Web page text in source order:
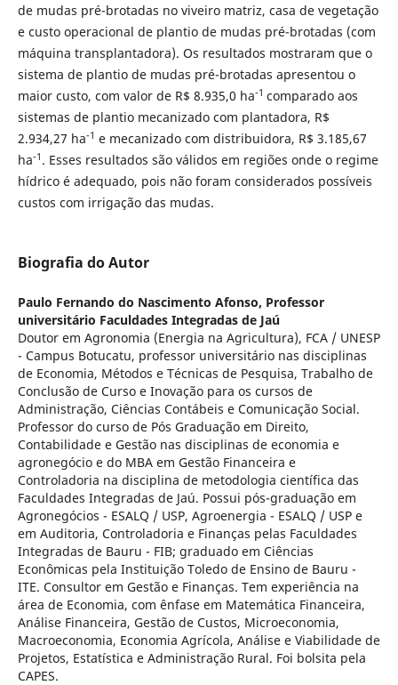
de mudas pré-brotadas no viveiro matriz, casa de vegetação
e custo operacional de plantio de mudas pré-brotadas (com
máquina transplantadora). Os resultados mostraram que o
sistema de plantio de mudas pré-brotadas apresentou o
maior custo, com valor de R$ 8.935,0 ha-1 comparado aos
sistemas de plantio mecanizado com plantadora, R$
2.934,27 ha-1 e mecanizado com distribuidora, R$ 3.185,67
ha-1 . Esses resultados são válidos em regiões onde o regime
hídrico é adequado, pois não foram considerados possíveis
custos com irrigação das mudas.
Biografia do Autor
Paulo Fernando do Nascimento Afonso, Professor
universitário Faculdades Integradas de Jaú
Doutor em Agronomia (Energia na Agricultura), FCA / UNESP
- Campus Botucatu, professor universitário nas disciplinas
de Economia, Métodos e Técnicas de Pesquisa, Trabalho de
Conclusão de Curso e Inovação para os cursos de
Administração, Ciências Contábeis e Comunicação Social.
Professor do curso de Pós Graduação em Direito,
Contabilidade e Gestão nas disciplinas de economia e
agronegócio e do MBA em Gestão Financeira e
Controladoria na disciplina de metodologia científica das
Faculdades Integradas de Jaú. Possui pós-graduação em
Agronegócios - ESALQ / USP, Agroenergia - ESALQ / USP e
em Auditoria, Controladoria e Finanças pelas Faculdades
Integradas de Bauru - FIB; graduado em Ciências
Econômicas pela Instituição Toledo de Ensino de Bauru -
ITE. Consultor em Gestão e Finanças. Tem experiência na
área de Economia, com ênfase em Matemática Financeira,
Análise Financeira, Gestão de Custos, Microeconomia,
Macroeconomia, Economia Agrícola, Análise e Viabilidade de
Projetos, Estatística e Administração Rural. Foi bolsita pela
CAPES.